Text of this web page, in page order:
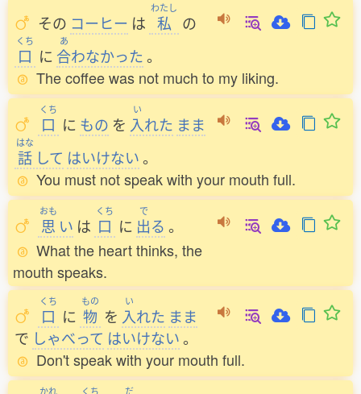
その コーヒー は
わたし
私 の
くち
口 に
あ
合わなかった。
The coffee was not much to my liking.
くち
口 に もの を
い
入れた まま
はな
話 して はいけない。
You must not speak with your mouth full.
おも
思 い は
くち
口 に
で
出る 。
What the heart thinks, the
mouth speaks.
くち
口 に
もの
物 を
い
入れた まま
で しゃべって はいけない。
Don't speak with your mouth full.
かれ くち だ